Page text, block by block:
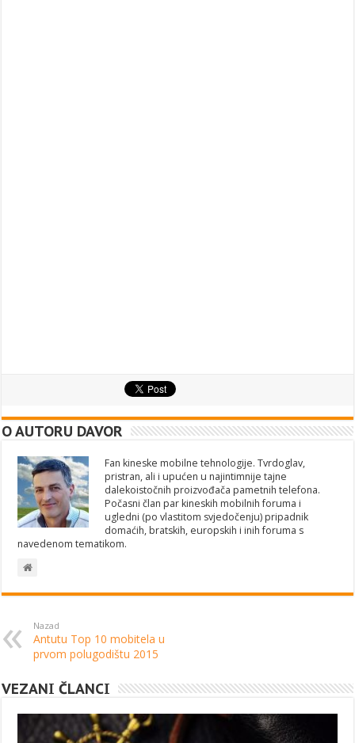
O AUTORU DAVOR
Fan kineske mobilne tehnologije. Tvrdoglav,
pristran, ali i upućen u najintimnije tajne
dalekoistočnih proizvođača pametnih telefona.
Počasni član par kineskih mobilnih foruma i
ugledni (po vlastitom svjedočenju) pripadnik
domaćih, bratskih, europskih i inih foruma s
navedenom tematikom.
Nazad
Antutu Top 10 mobitela u
prvom polugodištu 2015
VEZANI ČLANCI